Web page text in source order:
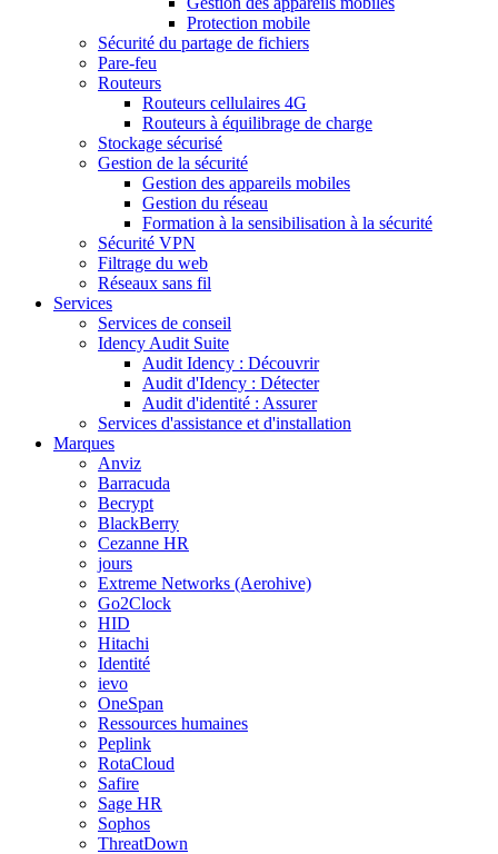
Protection mobile
Sécurité du partage de fichiers
Pare-feu
Routeurs
Routeurs cellulaires 4G
Routeurs à équilibrage de charge
Stockage sécurisé
Gestion de la sécurité
Gestion des appareils mobiles
Gestion du réseau
Formation à la sensibilisation à la sécurité
Sécurité VPN
Filtrage du web
Réseaux sans fil
Services
Services de conseil
Idency Audit Suite
Audit Idency : Découvrir
Audit d'Idency : Détecter
Audit d'identité : Assurer
Services d'assistance et d'installation
Marques
Anviz
Barracuda
Becrypt
BlackBerry
Cezanne HR
jours
Extreme Networks (Aerohive)
Go2Clock
HID
Hitachi
Identité
ievo
OneSpan
Ressources humaines
Peplink
RotaCloud
Safire
Sage HR
Sophos
ThreatDown